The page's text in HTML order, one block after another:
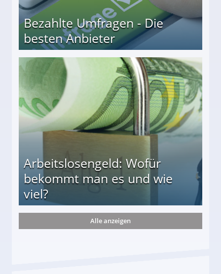
Bezahlte Umfragen - Die
besten Anbieter
Arbeitslosengeld: Wofür
bekommt man es und wie
viel?
und wie viel?
Alle anzeigen